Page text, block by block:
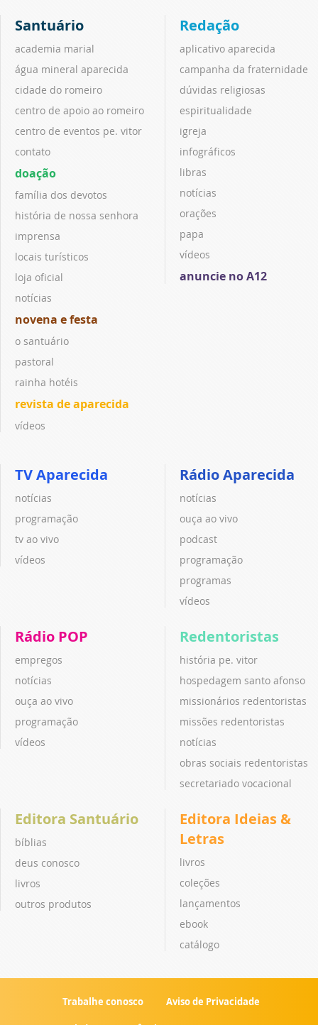
Santuário
academia marial
água mineral aparecida
cidade do romeiro
centro de apoio ao romeiro
centro de eventos pe. vitor
contato
doação
família dos devotos
história de nossa senhora
imprensa
locais turísticos
loja oficial
notícias
novena e festa
o santuário
pastoral
rainha hotéis
revista de aparecida
vídeos
Redação
aplicativo aparecida
campanha da fraternidade
dúvidas religiosas
espiritualidade
igreja
infográficos
libras
notícias
orações
papa
vídeos
anuncie no A12
TV Aparecida
notícias
programação
tv ao vivo
vídeos
Rádio Aparecida
notícias
ouça ao vivo
podcast
programação
programas
vídeos
Rádio POP
empregos
notícias
ouça ao vivo
programação
vídeos
Redentoristas
história pe. vitor
hospedagem santo afonso
missionários redentoristas
missões redentoristas
notícias
obras sociais redentoristas
secretariado vocacional
Editora Santuário
bíblias
deus conosco
livros
outros produtos
Editora Ideias &
Letras
livros
coleções
lançamentos
ebook
catálogo
Trabalhe conosco Aviso de Privacidade